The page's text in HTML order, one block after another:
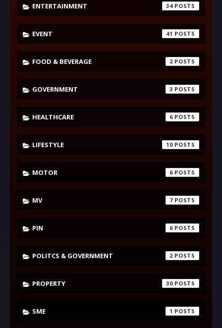
ENTERTAINMENT 34
EVENT 41
FOOD & BEVERAGE 2
GOVERNMENT 3
HEALTHCARE 6
LIFESTYLE 10
MOTOR 6
MV 7
PIN 6
POLITCS & GOVERNMENT 2
PROPERTY 30
SME 1